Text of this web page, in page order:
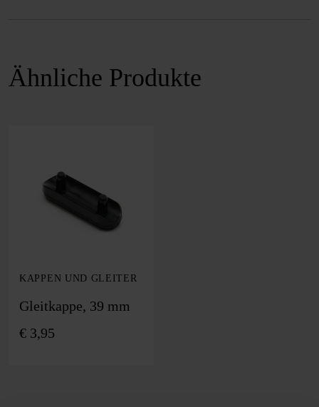
Ähnliche Produkte
KAPPEN UND GLEITER
Gleitkappe, 39 mm
€ 3,95